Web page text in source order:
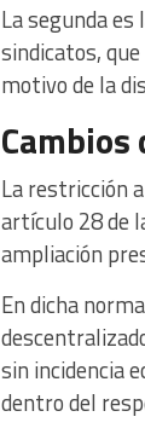
La segunda es
sindicatos,
motivo de la
La restricción
artículo 28 de
ampliación
En dicha
sin incidencia
dentro del